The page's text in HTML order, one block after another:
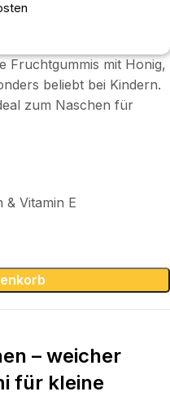
Fruchtgummis mit Honig,
beliebt bei Kindern.
zum Naschen für
& Vitamin E
– weicher
für kleine